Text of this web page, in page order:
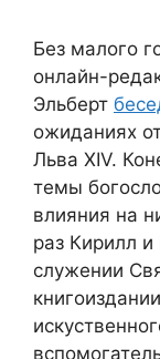
Без малого
онлайн-
Эльберт
ожиданиях
Льва XIV.
темы
влияния на
раз Кирилл
служении